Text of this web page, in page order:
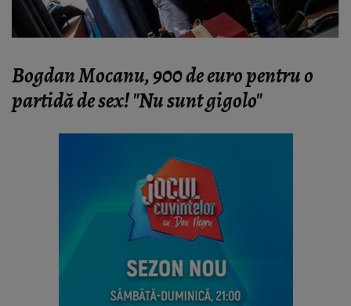
Bogdan Mocanu, 900 de euro pentru o
partidă de sex! "Nu sunt gigolo"